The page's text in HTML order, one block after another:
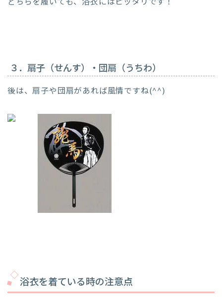
３．扇子（せんす）・団扇（うちわ）
後は、扇子や団扇があれば風情ですね(^^)
浴衣を着ている時の注意点